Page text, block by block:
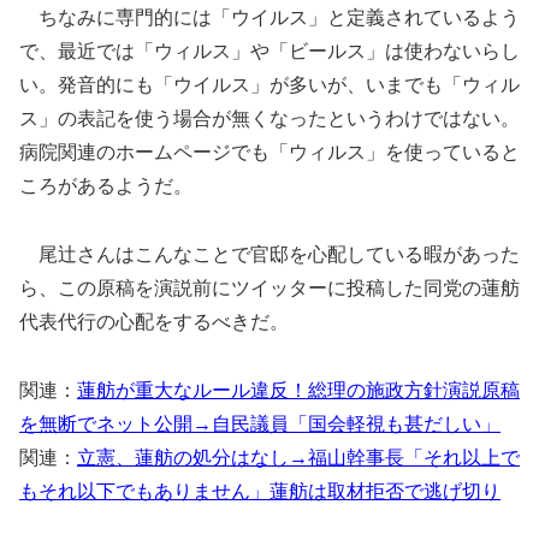
ちなみに専門的には「ウイルス」と定義されているよう
で、最近では「ウィルス」や「ビールス」は使わないらし
い。発音的にも「ウイルス」が多いが、いまでも「ウィル
ス」の表記を使う場合が無くなったというわけではない。
病院関連のホームページでも「ウィルス」を使っていると
ころがあるようだ。
尾辻さんはこんなことで官邸を心配している暇があった
ら、この原稿を演説前にツイッターに投稿した同党の蓮舫
代表代行の心配をするべきだ。
関連： 蓮舫が重大なルール違反！総理の施政方針演説原稿
を無断でネット公開→自民議員「国会軽視も甚だしい」
関連： 立憲、蓮舫の処分はなし→福山幹事長「それ以上で
もそれ以下でもありません」蓮舫は取材拒否で逃げ切り